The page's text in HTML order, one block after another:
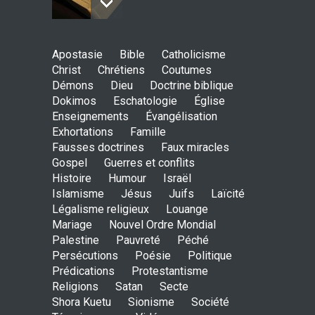
der heiligkeit ? - das auge
der wache-Dokimos n°2
ENSEIGNEMENTS
3. April 2014 00:00
Ein apokalyptisches Klima-
Dokimos n°2
ENSEIGNEMENTS
3. April 2014 00:00
Der katholizismus in den
kulissen- die wache-
Dokimos n°2
ENSEIGNEMENTS
2. April 2014 00:00
Apostasie Bible
Catholicisme
Christ
Chrétiens
Coutumes
Démons
Dieu
Doctrine biblique
Dokimos
Eschatologie
Église
Enseignements
Évangélisation
Exhortations
Famille
Fausses doctrines
Faux miracles
Gospel
Guerres et conflits
Histoire
Humour
Israël
Islamisme
Jésus Juifs
Laïcité
Légalisme religieux
Louange
Mariage
Nouvel Ordre Mondial
Palestine
Pauvreté
Péché
Persécutions
Poésie
Politique
Prédications
Protestantisme
Religions
Satan
Secte
Shora Kuetu
Sionisme
Société